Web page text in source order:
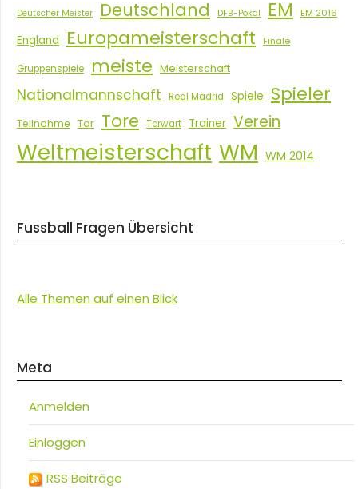
Deutscher Meister Deutschland DFB-Pokal EM EM 2016
England Europameisterschaft Finale
Gruppenspiele meiste Meisterschaft
Nationalmannschaft Real Madrid Spiele Spieler
Teilnahme Tor Tore Torwart Trainer Verein
Weltmeisterschaft WM WM 2014
Fussball Fragen Übersicht
Alle Themen auf einen Blick
Meta
Anmelden
Einloggen
RSS Beiträge